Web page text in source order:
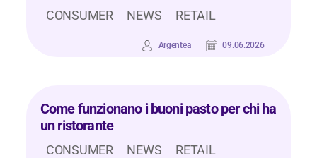
CONSUMER NEWS RETAIL
Argentea 09.06.2026
Come funzionano i buoni pasto per chi ha
un ristorante
CONSUMER NEWS RETAIL